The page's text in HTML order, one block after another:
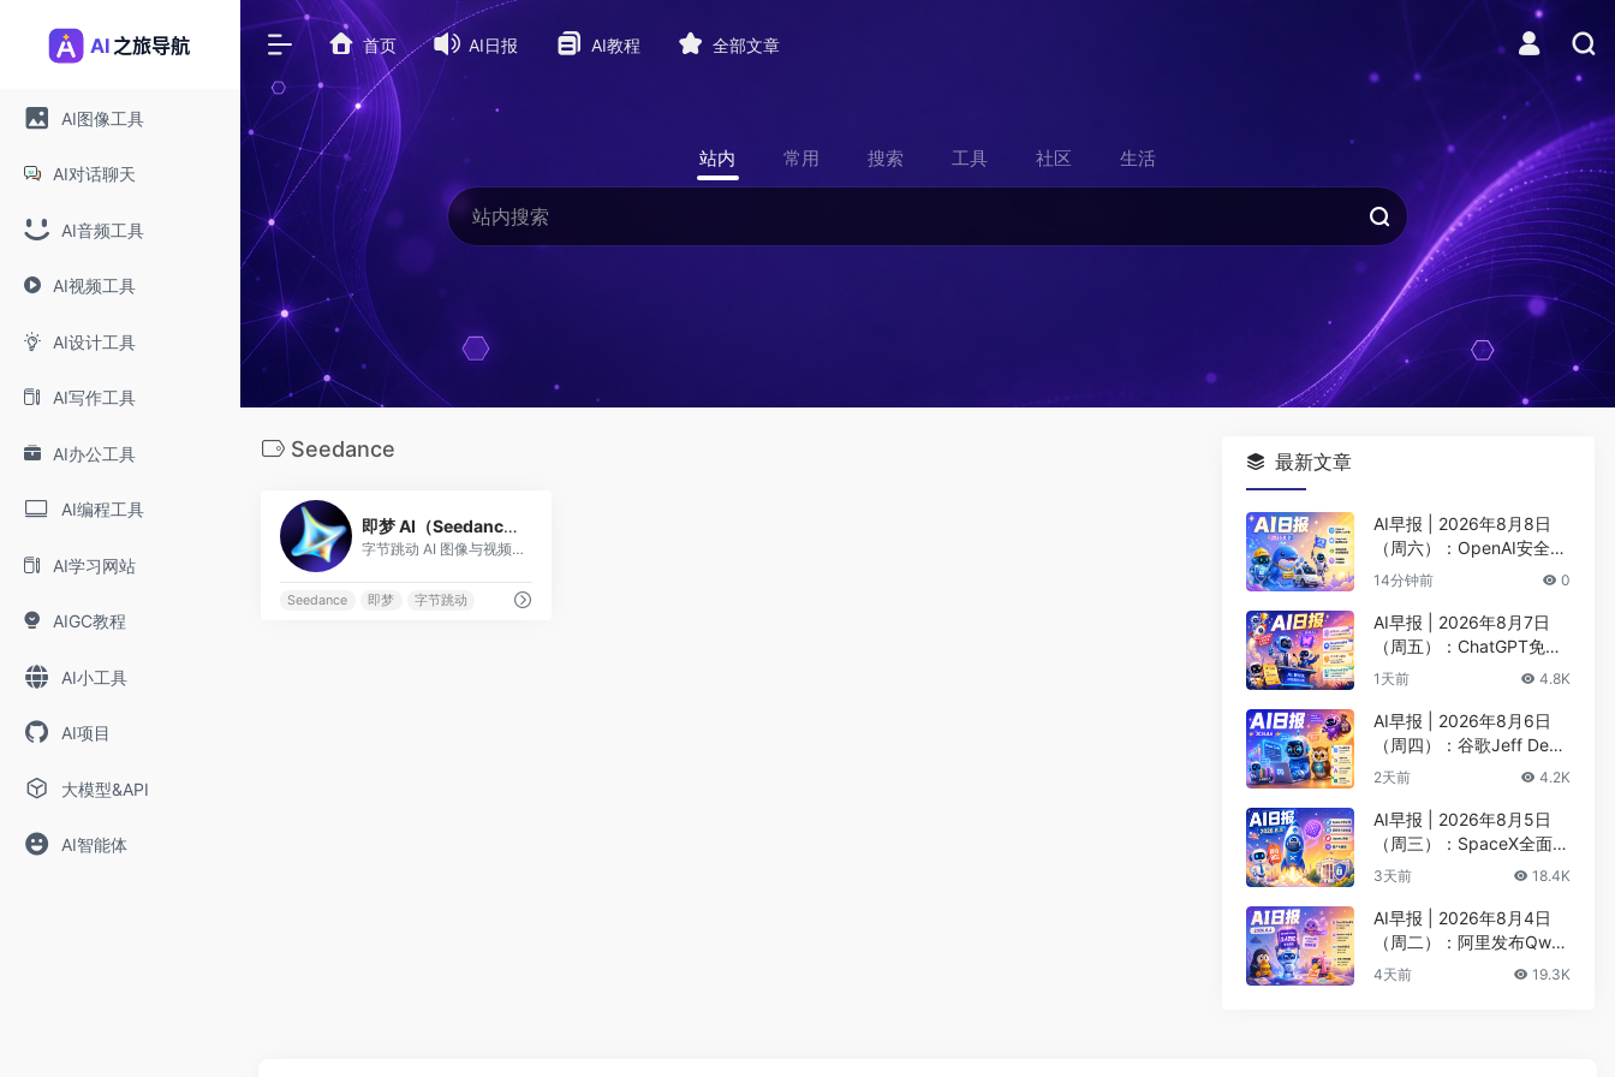
AI图像工具
AI对话聊天
AI音频工具
AI视频工具
AI设计工具
AI写作工具
AI办公工具
AI编程工具
AI学习网站
AIGC教程
AI小工具
AI项目
大模型&API
AI智能体
首页 AI日报 AI教程 全部文章
站内 常用 搜索 工具 社区 生活
Seedance
即梦 AI（Seedance 视频）
字节跳动 AI 图像与视频创作
Seedance 即梦 字节跳动
最新文章
AI早报 | 2026年8月8日
（周六）：OpenAI安全评
估暂停Astra开发、DeepS
资
14分钟前 0
AI早报 | 2026年8月7日
（周五）：ChatGPT免费
版升级GPT-5.6 Luna无限
萨比斯卸任CEO
1天前 4.8K
AI早报 | 2026年8月6日
（周四）：谷歌Jeff Dean
创办AI科学公司、Meta发
2天前 4.2K
AI早报 | 2026年8月5日
（周三）：SpaceX全面押
注英伟达布局太空AI、四
3天前 18.4K
AI早报 | 2026年8月4日
（周二）：阿里发布Qwen
3.8-Max旗舰模型、MiniM
4天前 19.3K